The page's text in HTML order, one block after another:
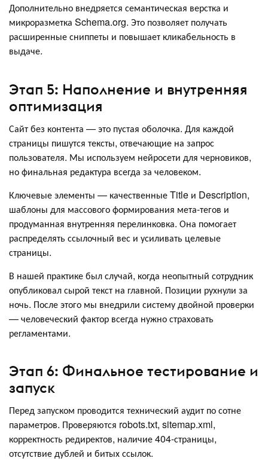
Дополнительно внедряется семантическая верстка и
микроразметка Schema.org. Это позволяет получать
расширенные сниппеты и повышает кликабельность в
выдаче.
Этап 5: Наполнение и внутренняя
оптимизация
Сайт без контента — это пустая оболочка. Для каждой
страницы пишутся тексты, отвечающие на запрос
пользователя. Мы используем нейросети для черновиков,
но финальная редактура всегда за человеком.
Ключевые элементы — качественные Title и Description,
шаблоны для массового формирования мета-тегов и
продуманная внутренняя перелинковка. Она помогает
распределять ссылочный вес и усиливать целевые
страницы.
В нашей практике был случай, когда неопытный сотрудник
опубликовал сырой текст на главной. Позиции рухнули за
ночь. После этого мы внедрили систему двойной проверки
— человеческий фактор всегда нужно страховать
регламентами.
Этап 6: Финальное тестирование и
запуск
Перед запуском проводится технический аудит по сотне
параметров. Проверяются robots.txt, sitemap.xml,
корректность редиректов, наличие 404-страницы,
отсутствие дублей и битых ссылок.